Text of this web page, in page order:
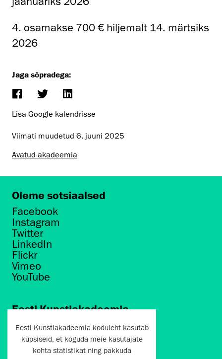
4. osamakse 700 € hiljemalt 14. märtsiks
2026
Jaga sõpradega:
Lisa Google kalendrisse
Viimati muudetud 6. juuni 2025
Avatud akadeemia
Oleme sotsiaalsed
Facebook
Instagram
Twitter
LinkedIn
Flickr
Vimeo
YouTube
Eesti Kunstiakadeemia
Põhja puiestee 7
Tallinn 10412
artun@artun.ee
Eesti Kunstiakadeemia koduleht kasutab
küpsiseid, et koguda meie kasutajate
kohta statistikat ning pakkuda